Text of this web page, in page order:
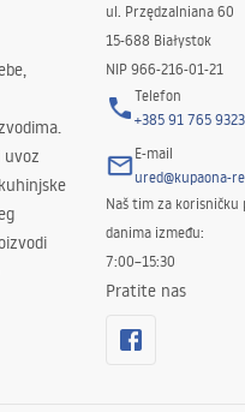
uvoz
ul. Przędzalniana 60
15-688 Białystok
NIP 966-216-01-21
Telefon
+385 91 765 9323
E-mail
ured@kupaona-
Naš tim za korisničku
danima između:
7:00–15:30
Pratite nas